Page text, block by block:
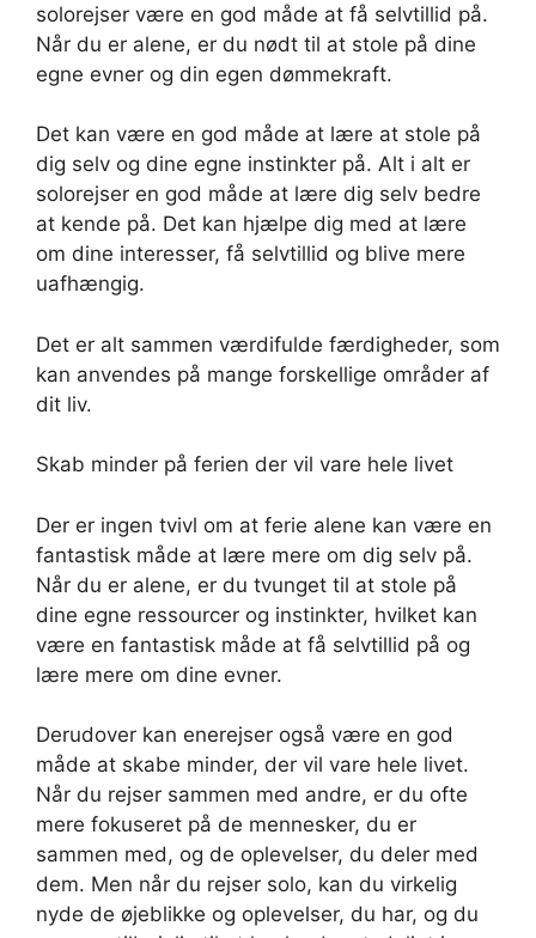
solorejser være en god måde at få selvtillid på.
Når du er alene, er du nødt til at stole på dine
egne evner og din egen dømmekraft.
Det kan være en god måde at lære at stole på
dig selv og dine egne instinkter på. Alt i alt er
solorejser en god måde at lære dig selv bedre
at kende på. Det kan hjælpe dig med at lære
om dine interesser, få selvtillid og blive mere
uafhængig.
Det er alt sammen værdifulde færdigheder, som
kan anvendes på mange forskellige områder af
dit liv.
Skab minder på ferien der vil vare hele livet
Der er ingen tvivl om at ferie alene kan være en
fantastisk måde at lære mere om dig selv på.
Når du er alene, er du tvunget til at stole på
dine egne ressourcer og instinkter, hvilket kan
være en fantastisk måde at få selvtillid på og
lære mere om dine evner.
Derudover kan enerejser også være en god
måde at skabe minder, der vil vare hele livet.
Når du rejser sammen med andre, er du ofte
mere fokuseret på de mennesker, du er
sammen med, og de oplevelser, du deler med
dem. Men når du rejser solo, kan du virkelig
nyde de øjeblikke og oplevelser, du har, og du